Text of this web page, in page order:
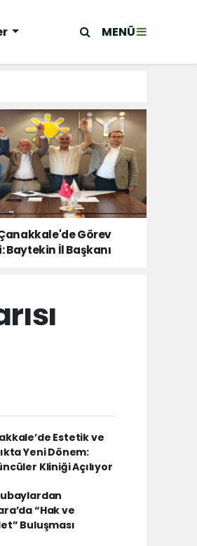
MENÜ
Görev
Baytekin İl Başkanı
Estetik ve
Yeni Dönem:
Kliniği Açılıyor
“Hak ve
Buluşması